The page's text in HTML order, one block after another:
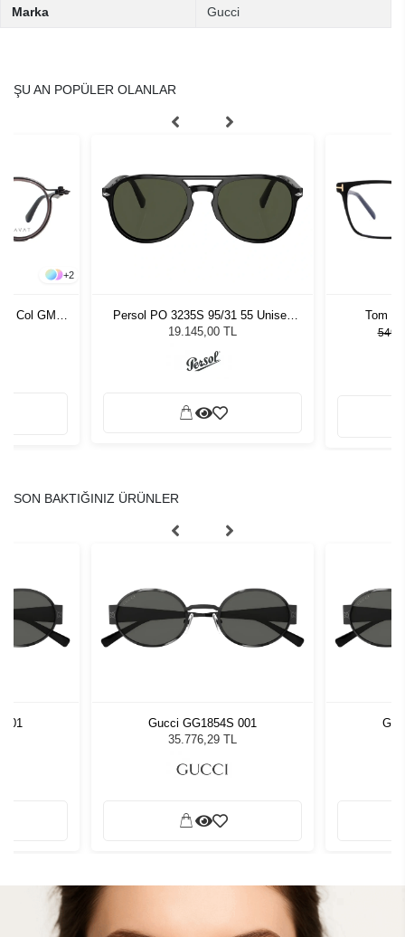
Marka Gucci
ŞU AN POPÜLER OLANLAR
+2
Col GMH
Persol PO 3235S 95/31 55 Unisex
Güneş Gözlüğü
19.145,00 TL
Tom
SON BAKTIĞINIZ ÜRÜNLER
001
Gucci GG1854S 001
35.776,29 TL